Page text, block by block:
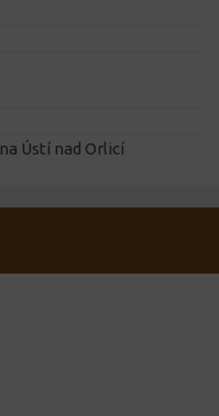
Ústí nad Orlicí